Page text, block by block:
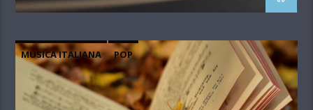
MUSICA ITALIANA POP